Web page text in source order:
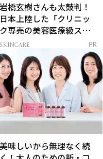
岩橋玄樹さんも太鼓判！
日本上陸した「クリニッ
ク専売の美容医療級スキ
ンケア」
SKINCARE PR
美味しいから無理なく続